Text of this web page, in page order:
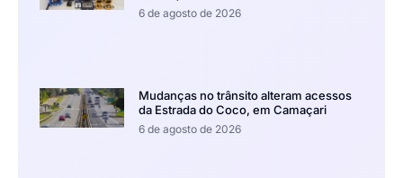
6 de agosto de 2026
Mudanças no trânsito alteram acessos
da Estrada do Coco, em Camaçari
6 de agosto de 2026